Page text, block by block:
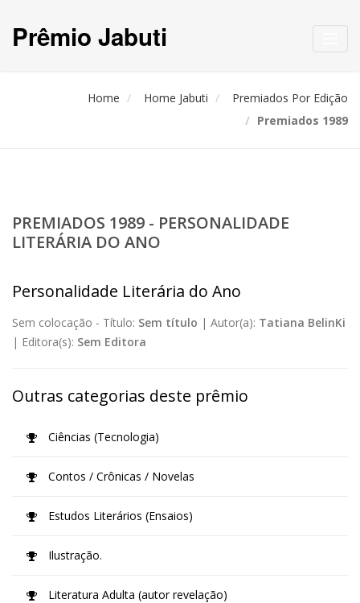
Prêmio Jabuti
Home Home Jabuti
Premiados Por Edição
Premiados 1989
PREMIADOS 1989 - PERSONALIDADE
LITERÁRIA DO ANO
Personalidade Literária do Ano
Sem colocação - Título: Sem título | Autor(a): Tatiana BelinKi
| Editora(s): Sem Editora
Outras categorias deste prêmio
Ciências (Tecnologia)
Contos / Crônicas / Novelas
Estudos Literários (Ensaios)
Ilustração.
Literatura Adulta (autor revelação)